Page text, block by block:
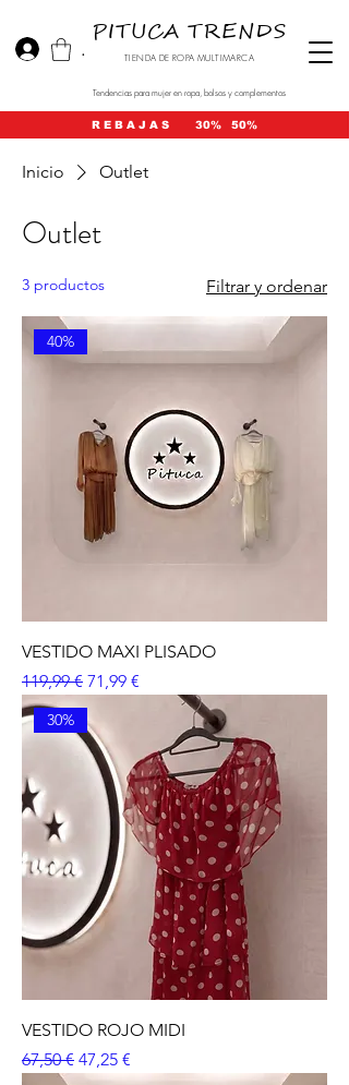
.
PITUCA TRENDS
TIENDA DE ROPA MULTIMARCA
Tendencias para mujer en ropa, bolsos y complementos
R E B A J A S 30% 50%
Inicio Outlet
Outlet
3 productos Filtrar y ordenar
40%
VESTIDO MAXI PLISADO
Precio
119,99 € Precio de oferta
71,99 €
30%
VESTIDO ROJO MIDI
Precio
67,50 € Precio de oferta
47,25 €